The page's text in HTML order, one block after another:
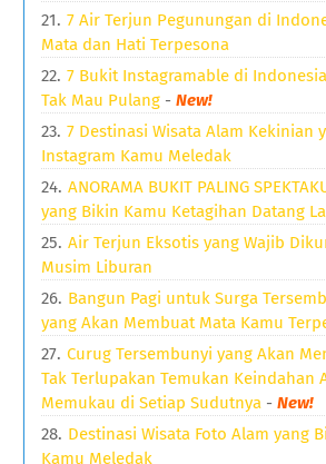
7 Air Terjun Pegunungan di
Mata dan Hati Terpesona
7 Bukit Instagramable di
Tak Mau Pulang -New!
7 Destinasi Wisata Alam Kekinian
Instagram Kamu Meledak
ANORAMA BUKIT PALING
yang Bikin Kamu Ketagihan Datang
Air Terjun Eksotis yang Wajib
Musim Liburan
Bangun Pagi untuk Surga
yang Akan Membuat Mata Kamu
Curug Tersembunyi yang Akan
Tak Terlupakan Temukan Keindahan
Memukau di Setiap Sudutnya -New!
Destinasi Wisata Foto Alam yang
Kamu Meledak